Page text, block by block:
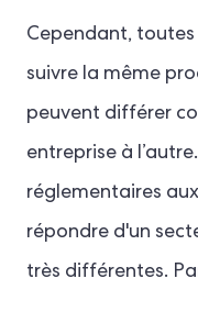
Cependant,
suivre la même
peuvent différer
entreprise à
réglementaires
répondre d'un
très différentes.